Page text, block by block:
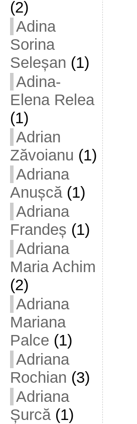
(2)
Adina
Sorina
Seleșan (1)
Adina-
Elena Relea
(1)
Adrian
Zăvoianu (1)
Adriana
Anușcă(1)
Adriana
Frandeș (1)
Adriana
Maria Achim
(2)
Adriana
Mariana
Palce (1)
Adriana
Rochian (3)
Adriana
Șurcă(1)